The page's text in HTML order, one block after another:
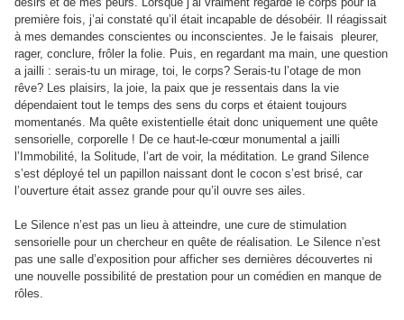
première fois, j’ai constaté qu’il était incapable de désobéir. Il réagissait
à mes demandes conscientes ou inconscientes. Je le faisais pleurer,
rager, conclure, frôler la folie. Puis, en regardant ma main, une question
a jailli : serais-tu un mirage, toi, le corps? Serais-tu l’otage de mon
rêve? Les plaisirs, la joie, la paix que je ressentais dans la vie
dépendaient tout le temps des sens du corps et étaient toujours
momentanés. Ma quête existentielle était donc uniquement une quête
sensorielle, corporelle ! De ce haut-le-cœur monumental a jailli
l’Immobilité, la Solitude, l’art de voir, la méditation. Le grand Silence
s’est déployé tel un papillon naissant dont le cocon s’est brisé, car
l’ouverture était assez grande pour qu’il ouvre ses ailes.
Le Silence n’est pas un lieu à atteindre, une cure de stimulation
sensorielle pour un chercheur en quête de réalisation. Le Silence n’est
pas une salle d’exposition pour afficher ses dernières découvertes ni
une nouvelle possibilité de prestation pour un comédien en manque de
rôles.